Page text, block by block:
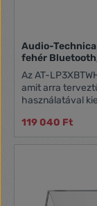
Audio-
fehér
Az AT-
amit arra
használatával
hangzás
számára: a vinil
élménye itt kezdődik. Az Audio-
lemezjátszója,
119 040 Ft